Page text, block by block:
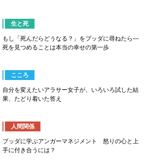
生と死
もし「死んだらどうなる？」をブッダに尋ねたら―
死を見つめることは本当の幸せの第一歩
こころ
自分を変えたいアラサー女子が、いろいろ試した結
果、たどり着いた答え
人間関係
ブッダに学ぶアンガーマネジメント 怒りの心と上
手に付き合うには？